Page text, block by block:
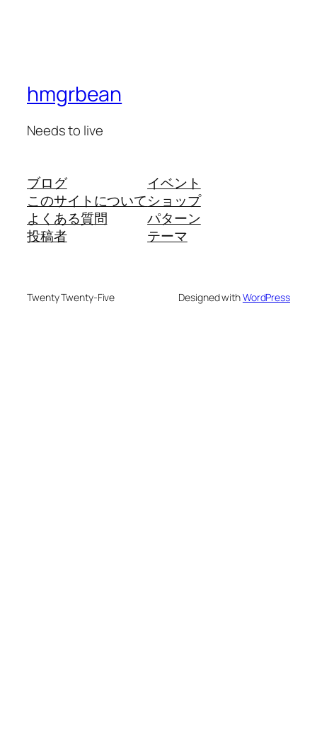
hmgrbean
Needs to live
ブログ
このサイトについて
よくある質問
投稿者
イベント
ショップ
パターン
テーマ
Twenty Twenty-Five Designed withWordPress